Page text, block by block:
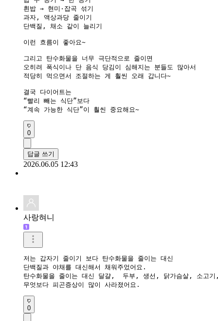
흰밥 → 현미·잡곡 섞기
과자, 액상과당 줄이기
단백질, 채소 같이 늘리기
이런 흐름이 좋아요~
그리고 탄수화물을 너무 극단적으로 줄이면
오히려 폭식이나 단 음식 당김이 심해지는 분들도 많아서
적당히 먹으면서 조절하는 게 훨씬 오래 갑니다~
결국 다이어트는
“빨리 빼는 식단”보다
“계속 가능한 식단”이 훨씬 중요해요~
0
답글 쓰기
2026.06.05 12:43
사랑혀니
저는 갑자기 줄이기 보다 탄수화물을 줄이는 대신
단백질과 야채를 대신해서 채워주었어요.
탄수화물을 줄이는 대신 달걀,  두부, 생선, 닭가슴살, 소고
무엇보다 피곤증상이 많이 사라졌어요.
0